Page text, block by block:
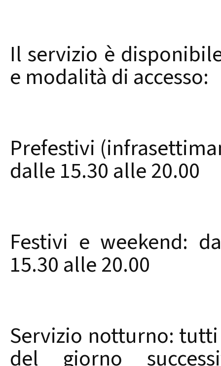
Il servizio è
e modalità di accesso:
Prefestivi
dalle 15.30 alle 20.00
Festivi e weekend:
15.30 alle 20.00
Servizio notturno:
del giorno